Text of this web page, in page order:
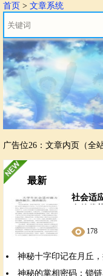
首页 > 文章系统
广告位26：文章内页（全站
最新
社会适
神秘十字印记在月丘
神秘的掌相密码：锁